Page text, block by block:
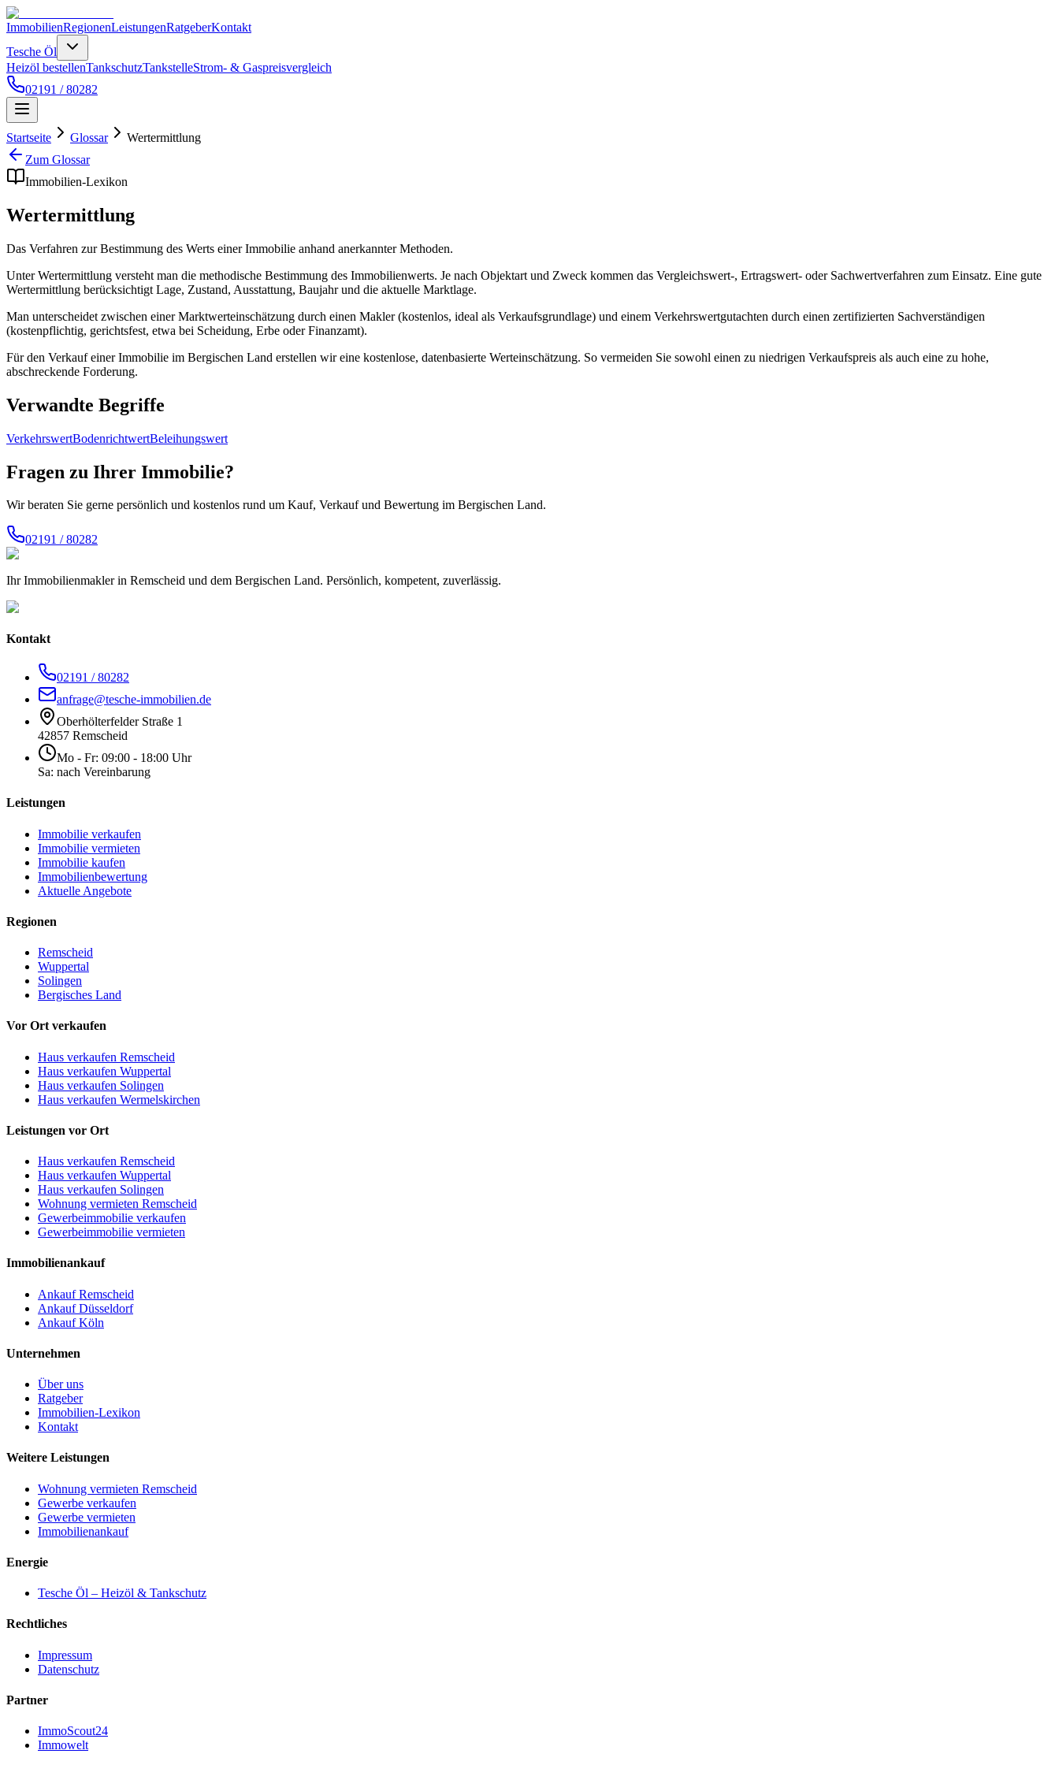
ImmobilienRegionenLeistungenRatgeberKontakt
Tesche Öl
Heizöl bestellenTankschutzTankstelleStrom- & Gaspreisvergleich
02191 / 80282
Startseite Glossar
Wertermittlung
Zum Glossar
Immobilien-Lexikon
Wertermittlung
Das Verfahren zur Bestimmung des Werts einer Immobilie anhand anerkannter Methoden.
Unter Wertermittlung versteht man die methodische Bestimmung des Immobilienwerts. Je nach Objektart und Zweck kommen das Vergleichswert-, Ertragswert- oder Sachwertverfahren zum Einsatz. Eine gute
Wertermittlung berücksichtigt Lage, Zustand, Ausstattung, Baujahr und die aktuelle Marktlage.
Man unterscheidet zwischen einer Marktwerteinschätzung durch einen Makler (kostenlos, ideal als Verkaufsgrundlage) und einem Verkehrswertgutachten durch einen zertifizierten Sachverständigen
(kostenpflichtig, gerichtsfest, etwa bei Scheidung, Erbe oder Finanzamt).
Für den Verkauf einer Immobilie im Bergischen Land erstellen wir eine kostenlose, datenbasierte Werteinschätzung. So vermeiden Sie sowohl einen zu niedrigen Verkaufspreis als auch eine zu hohe,
abschreckende Forderung.
Verwandte Begriffe
VerkehrswertBodenrichtwertBeleihungswert
Fragen zu Ihrer Immobilie?
Wir beraten Sie gerne persönlich und kostenlos rund um Kauf, Verkauf und Bewertung im Bergischen Land.
02191 / 80282
Ihr Immobilienmakler in Remscheid und dem Bergischen Land. Persönlich, kompetent, zuverlässig.
Kontakt
02191 / 80282
anfrage@tesche-immobilien.de
Oberhölterfelder Straße 1
42857 Remscheid
Mo - Fr: 09:00 - 18:00 Uhr
Sa: nach Vereinbarung
Leistungen
Immobilie verkaufen
Immobilie vermieten
Immobilie kaufen
Immobilienbewertung
Aktuelle Angebote
Regionen
Remscheid
Wuppertal
Solingen
Bergisches Land
Vor Ort verkaufen
Haus verkaufen Remscheid
Haus verkaufen Wuppertal
Haus verkaufen Solingen
Haus verkaufen Wermelskirchen
Leistungen vor Ort
Haus verkaufen Remscheid
Haus verkaufen Wuppertal
Haus verkaufen Solingen
Wohnung vermieten Remscheid
Gewerbeimmobilie verkaufen
Gewerbeimmobilie vermieten
Immobilienankauf
Ankauf Remscheid
Ankauf Düsseldorf
Ankauf Köln
Unternehmen
Über uns
Ratgeber
Immobilien-Lexikon
Kontakt
Weitere Leistungen
Wohnung vermieten Remscheid
Gewerbe verkaufen
Gewerbe vermieten
Immobilienankauf
Energie
Tesche Öl – Heizöl & Tankschutz
Rechtliches
Impressum
Datenschutz
Partner
ImmoScout24
Immowelt